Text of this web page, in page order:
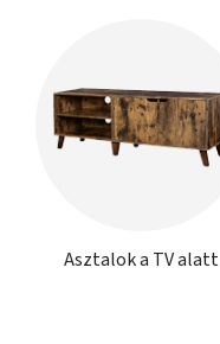
Asztalok a TV alatt